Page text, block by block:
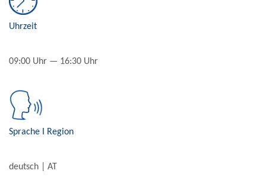
Uhrzeit
09:00 Uhr — 16:30 Uhr
Sprache Ι Region
deutsch | AT